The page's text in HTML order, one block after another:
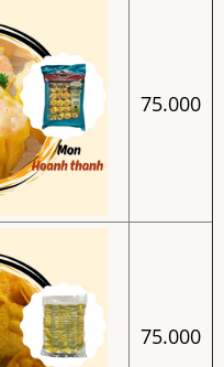
75.000
75.000